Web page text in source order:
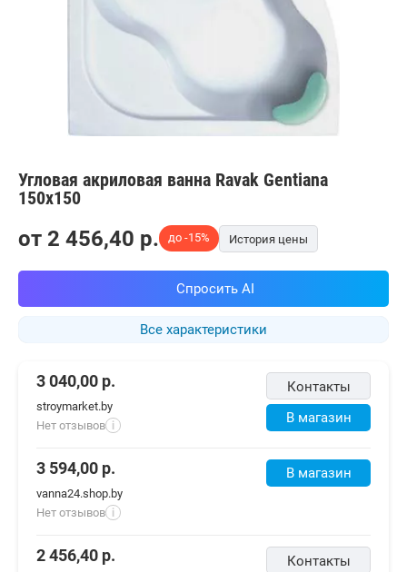
Угловая акриловая ванна Ravak Gentiana
150x150
Все характеристики
от 2 456,40 p. до -15% История цены
Спросить AI
Контакты
В магазин
3 040,00 р.
stroymarket.by
Нет отзывов i
В магазин
3 594,00 р.
vanna24.shop.by
Нет отзывов i
Контакты
2 456,40 р.